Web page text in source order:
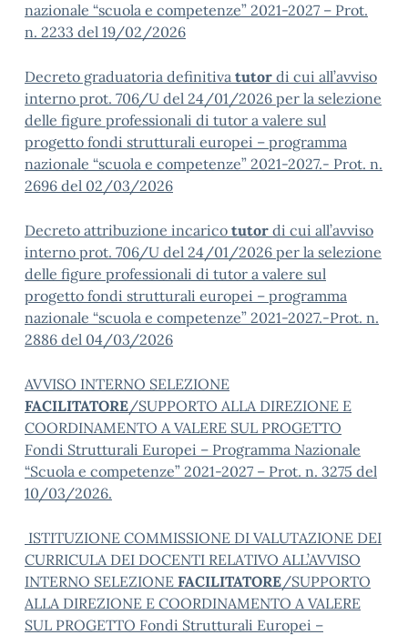
nazionale “scuola e competenze” 2021-2027 – Prot.
n. 2233 del 19/02/2026
Decreto graduatoria definitiva tutor di cui all’avviso
interno prot. 706/U del 24/01/2026 per la selezione
delle figure professionali di tutor a valere sul
progetto fondi strutturali europei – programma
nazionale “scuola e competenze” 2021-2027.- Prot. n.
2696 del 02/03/2026
Decreto attribuzione incarico tutor di cui all’avviso
interno prot. 706/U del 24/01/2026 per la selezione
delle figure professionali di tutor a valere sul
progetto fondi strutturali europei – programma
nazionale “scuola e competenze” 2021-2027.-Prot. n.
2886 del 04/03/2026
AVVISO INTERNO SELEZIONE
FACILITATORE/SUPPORTO ALLA DIREZIONE E
COORDINAMENTO A VALERE SUL PROGETTO
Fondi Strutturali Europei – Programma Nazionale
“Scuola e competenze” 2021-2027 – Prot. n. 3275 del
10/03/2026.
ISTITUZIONE COMMISSIONE DI VALUTAZIONE DEI
CURRICULA DEI DOCENTI RELATIVO ALL’AVVISO
INTERNO SELEZIONE FACILITATORE/SUPPORTO
ALLA DIREZIONE E COORDINAMENTO A VALERE
SUL PROGETTO Fondi Strutturali Europei –